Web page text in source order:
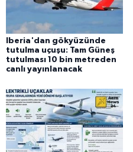
Iberia'dan gökyüzünde
tutulma uçuşu: Tam Güneş
tutulması 10 bin metreden
canlı yayınlanacak